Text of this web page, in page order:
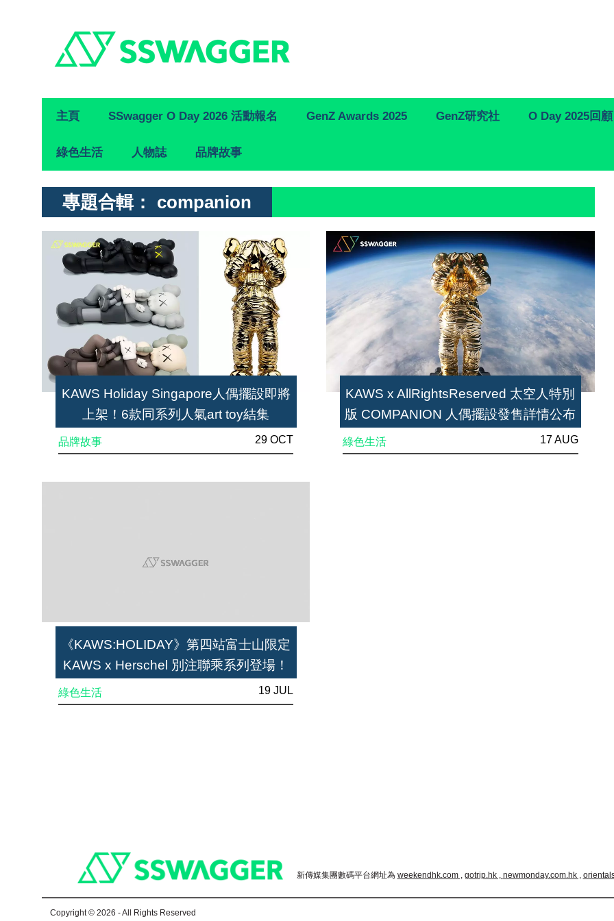
Primary
Navigation
主頁 SSwagger O Day 2026 活動報名 GenZ Awards 2025 GenZ研究社 O Day 2025回顧
綠色生活 人物誌 品牌故事
專題合輯： companion
KAWS Holiday Singapore人偶擺設即將
上架！6款同系列人氣art toy結集
品牌故事 29 OCT
《KAWS:HOLIDAY》第四站富士山限定
KAWS x Herschel 別注聯乘系列登場！
綠色生活 19 JUL
KAWS x AllRightsReserved 太空人特別
版 COMPANION 人偶擺設發售詳情公布
綠色生活 17 AUG
新傳媒集團數碼平台網址為 weekendhk.com , gotrip.hk , newmonday.com.hk ,
Copyright © 2026 - All Rights Reserved